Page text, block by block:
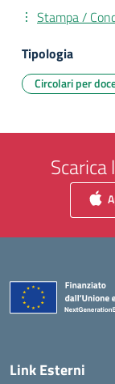
Stampa /
Tipologia
Circolari per
Link Esterni